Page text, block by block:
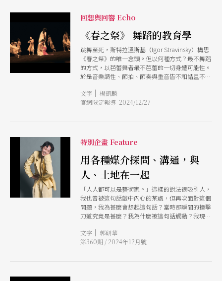
回想與回響 Echo
《春之祭》 舞蹈的教育學
跳舞至死，斯特拉溫斯基（Igor Stravinsky）構思
《春之祭》的唯一念頭。但以何種方式？最不舞蹈
的方式，以芭蕾舞者最不芭蕾的一切身體可能性。
於是音樂調性、節拍、節奏與重音皆不和諧且不符
肢體無以名狀地開闔擺盪，在世紀初巴黎的展演
中，音樂與舞蹈同時面向現代主義的最初洗禮，一
眷戀，狂舞而死。由尼金斯基（Vaslav Nijinsky）
編舞、斯特拉溫斯基作曲的《春之祭》首演
（1913）像是一聲高亢的叫喊，撞開現代藝術的大
門。 當年人們說：很遺憾看到像斯特拉溫斯基先
生這樣的藝術家捲入這場令人不安的冒險中。60餘
Bausch）重啟這場冒險，以她的舞蹈語彙重編
《春之祭》（1975）。舞者的腳被舞台上厚厚一層
泥土揪住，往空中騰飛的天性從一開始就被抹除，
在褐色的軟土層上舞者撲騰翻滾，滿身髒污，肢體
的怪異收放與朝四方劇烈抖動的身體，彈跳、暴衝
並急速定住，舞者一出場便被逼往失控的臨界狀
態，以身體的動態在泥土上留下一痕痕印記，致敬
文字 | 楊凱麟
官網限定報導 2024/12/27
特別企畫 Feature
用各種媒介探問、溝通，與
人、土地在一起
「人人都可以是藝術家。」這樣的說法很吸引人，
我也曾被這句話敲中內心的某處，但再次面對這個
問題，我為甚麼會想起這句話？當時那瞬間的撞擊
力道究竟是甚麼？我為什麼被這句話觸動？我現在
創劇場所辦的第一屆舞蹈創作平台「獨自跳舞
Solo Dance」，與以蒐集各式獨具風格的作品的
文字 | 郭研華
第360期 / 2024年12月號